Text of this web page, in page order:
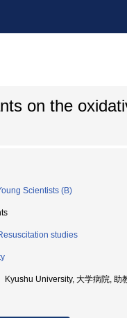
on the
Scientists (B)
studies
Kyushu University, 大学病院, 助